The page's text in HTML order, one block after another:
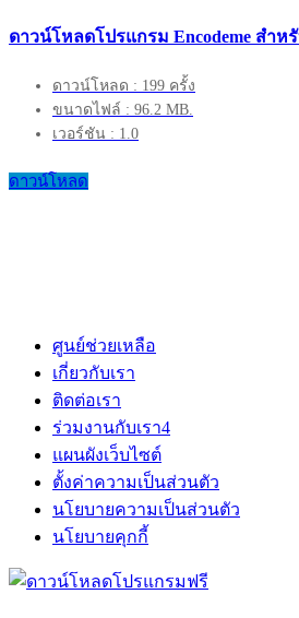
ดาวน์โหลดโปรแกรม Encodeme สำห
ดาวน์โหลด : 199 ครั้ง
ขนาดไฟล์ : 96.2 MB.
เวอร์ชัน : 1.0
ดาวน์โหลด
ศูนย์ช่วยเหลือ
เกี่ยวกับเรา
ติดต่อเรา
ร่วมงานกับเรา4
แผนผังเว็บไซต์
ตั้งค่าความเป็นส่วนตัว
นโยบายความเป็นส่วนตัว
นโยบายคุกกี้